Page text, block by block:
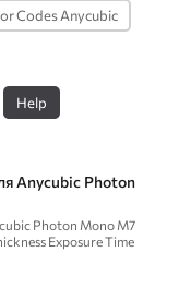
Codes Anycubic
Help
Anycubic Photon
Photon Mono M7
Exposure Time